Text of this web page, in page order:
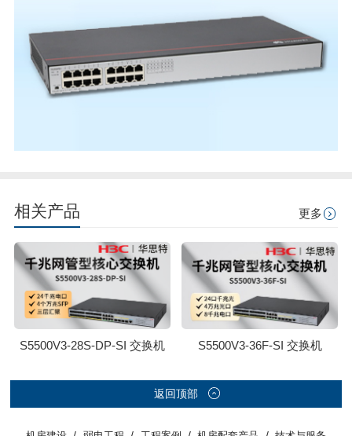
相关产品 更多
S5500V3-28S-DP-SI 交换机 S5500V3-36F-SI 交换机
返回顶部